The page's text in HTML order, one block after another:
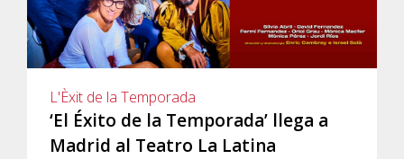
L'Èxit de la Temporada
‘El Éxito de la Temporada’ llega a
Madrid al Teatro La Latina